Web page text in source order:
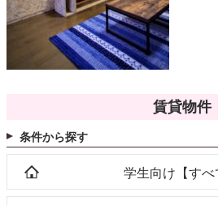
賃貸物件
条件から探す
学生向け【すべ